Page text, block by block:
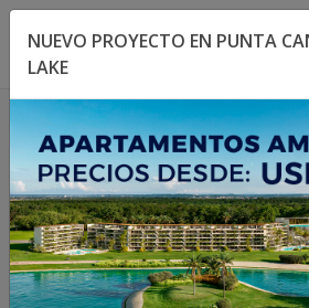
Toggle navigation menu
NUEVO PROYECTO EN PUNTA
LAKE